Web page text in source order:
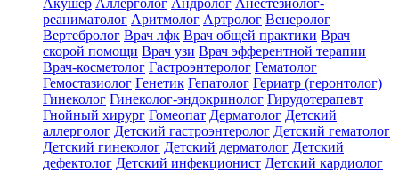
Акушер Аллерголог Андролог Анестезиолог-
реаниматолог Аритмолог Артролог Венеролог
Вертебролог Врач лфк Врач общей практики Врач
скорой помощи Врач узи Врач эфферентной терапии
Врач-косметолог Гастроэнтеролог Гематолог
Гемостазиолог Генетик Гепатолог Гериатр (геронтолог)
Гинеколог Гинеколог-эндокринолог Гирудотерапевт
Гнойный хирург Гомеопат Дерматолог Детский
аллерголог Детский гастроэнтеролог Детский гематолог
Детский гинеколог Детский дерматолог Детский
дефектолог Детский инфекционист Детский кардиолог